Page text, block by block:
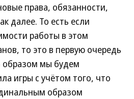
права, обязанности,
далее. То есть если
работы в этом
то это в первую очередь
образом мы будем
игры с учётом того, что
образом